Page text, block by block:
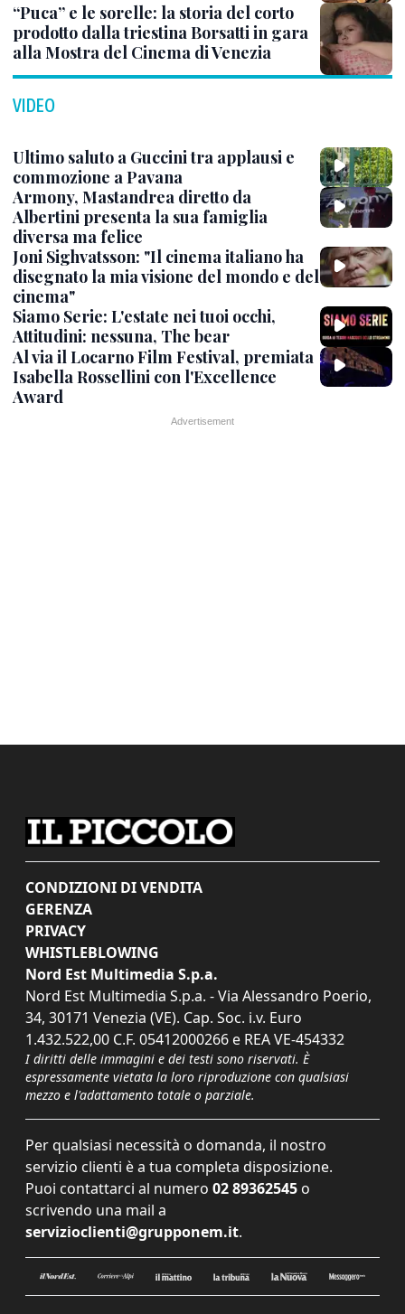
“Puca” e le sorelle: la storia del corto
prodotto dalla triestina Borsatti in gara
alla Mostra del Cinema di Venezia
VIDEO
Ultimo saluto a Guccini tra applausi e
commozione a Pavana
Armony, Mastandrea diretto da
Albertini presenta la sua famiglia
diversa ma felice
Joni Sighvatsson: "Il cinema italiano ha
disegnato la mia visione del mondo e del
cinema"
Siamo Serie: L'estate nei tuoi occhi,
Attitudini: nessuna, The bear
Al via il Locarno Film Festival, premiata
Isabella Rossellini con l'Excellence
Award
CONDIZIONI DI VENDITA
GERENZA
PRIVACY
WHISTLEBLOWING
Nord Est Multimedia S.p.a.
Nord Est Multimedia S.p.a. - Via Alessandro Poerio,
34, 30171 Venezia (VE). Cap. Soc. i.v. Euro
1.432.522,00 C.F. 05412000266 e REA VE-454332
I diritti delle immagini e dei testi sono riservati. È
espressamente vietata la loro riproduzione con qualsiasi
mezzo e l'adattamento totale o parziale.
Per qualsiasi necessità o domanda, il nostro
servizio clienti è a tua completa disposizione.
Puoi contattarci al numero 02 89362545 o
scrivendo una mail a
servizioclienti@grupponem.it.